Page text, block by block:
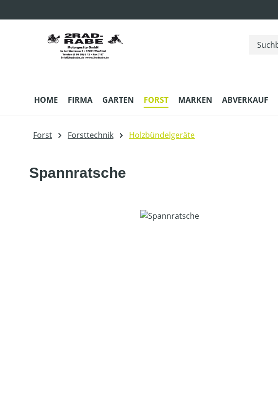
HOME FIRMA GARTEN FORST MARKEN ABVERKAUF
Forst Forsttechnik Holzbündelgeräte
Spannratsche